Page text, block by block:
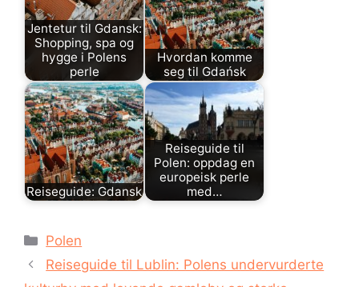
Jentetur til Gdansk:
Shopping, spa og
hygge i Polens
perle
Hvordan komme
seg til Gdańsk
Reiseguide: Gdansk
Reiseguide til
Polen: oppdag en
europeisk perle
med…
Kategorier
Polen
Reiseguide til Lublin: Polens undervurderte